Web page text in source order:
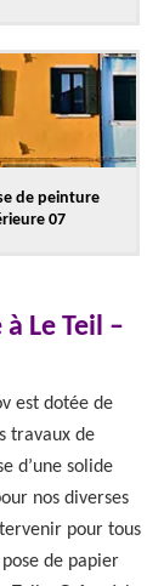
de peinture
07
Le Teil –
est dotée de
travaux de
d’une solide
nos diverses
pour tous
de papier